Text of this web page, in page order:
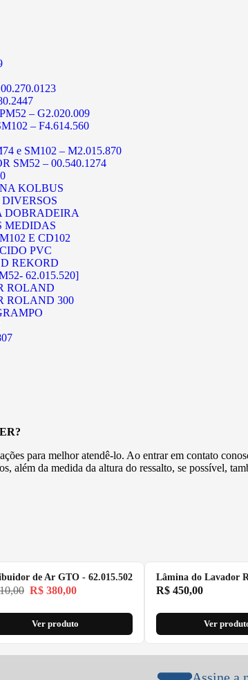
– G2.020.009
– F4.614.560
e SM102 – M2.015.870
SM52 – 00.540.1274
KOLBUS
DOBRADEIRA
MEDIDAS
E CD102
PVC
REKORD
62.015.520]
ROLAND
ROLAND 300
para melhor atendê-lo. Ao entrar em contato
além da medida da altura do ressalto, se possível,
de Ar GTO - 62.015.502
R$ 380,00
Ver produto
Lâmina do Lavador
R$ 450,00
Ver